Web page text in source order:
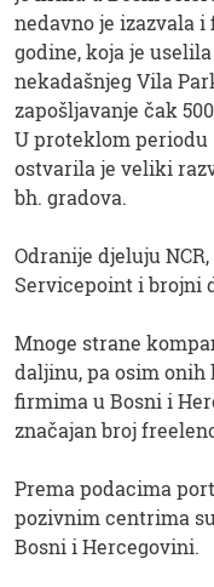
nedavno je izazvala i
godine, koja je
nekadašnjeg Vila
zapošljavanje čak
U proteklom periodu
ostvarila je veliki
bh. gradova.
Odranije djeluju
Servicepoint i brojni
Mnoge strane
daljinu, pa osim
firmima u Bosni i
značajan broj
Prema podacima
pozivnim centrima
Bosni i Hercegovini.